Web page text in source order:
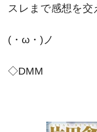
スレまで感想を交
(・ω・)ノ
◇DMM